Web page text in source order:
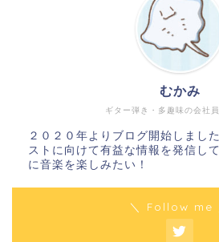
ギター弾き・多趣味の会社
むかみ
２０２０年よりブログ開始しまし
ストに向けて有益な情報を発信し
に音楽を楽しみたい！
＼ Follow me